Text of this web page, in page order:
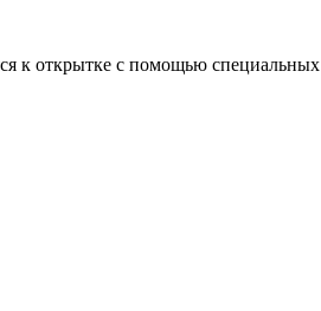
к открытке с помощью